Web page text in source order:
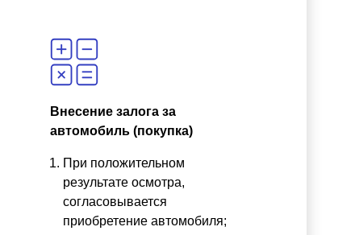
Внесение залога за
автомобиль (покупка)
При положительном
результате осмотра,
согласовывается
приобретение автомобиля;